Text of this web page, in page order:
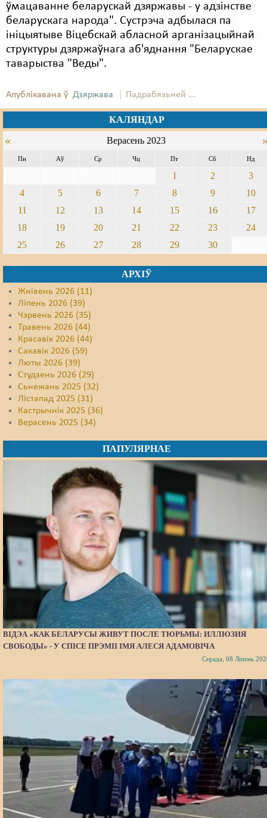
ўмацаванне беларускай дзяржавы - у адзінстве
беларускага народа". Сустрэча адбылася па
ініцыятыве Віцебскай абласной арганізацыйнай
структуры дзяржаўнага аб'яднання "Беларускае
таварыства "Веды".
Апублікавана ў Дзяржава Падрабязьней ...
КАЛЯНДАР
« Верасень 2023
Пн Аў Ср Чц Пт Сб Нд
1 2
3
4
5 6 7 8 9
10
11
12 13 14 15 16
17
18
19 20 21 22 23
24
25
26 27 28 29 30
АРХІЎ
Жнівень 2026 (11)
Ліпень 2026 (39)
Чэрвень 2026 (35)
Травень 2026 (44)
Красавік 2026 (44)
Сакавік 2026 (59)
Люты 2026 (39)
Студзень 2026 (29)
Сьнежань 2025 (32)
Лістапад 2025 (31)
Кастрычнік 2025 (36)
Верасень 2025 (34)
ПАПУЛЯРНАЕ
ВІДЭА «КАК БЕЛАРУСЫ ЖИВУТ ПОСЛЕ ТЮРЬМЫ: ИЛЛЮЗИЯ
СВОБОДЫ» - У СПІСЕ ПРЭМІІ ІМЯ АЛЕСЯ АДАМОВІЧА
Серада, 08 Ліпень